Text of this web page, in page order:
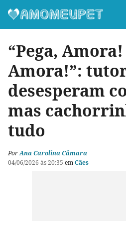
“Pega,
Amora!”:
desesperam
mas
tudo
PorAna Carolina Câmara
04/06/2026 às 20:35 emCães